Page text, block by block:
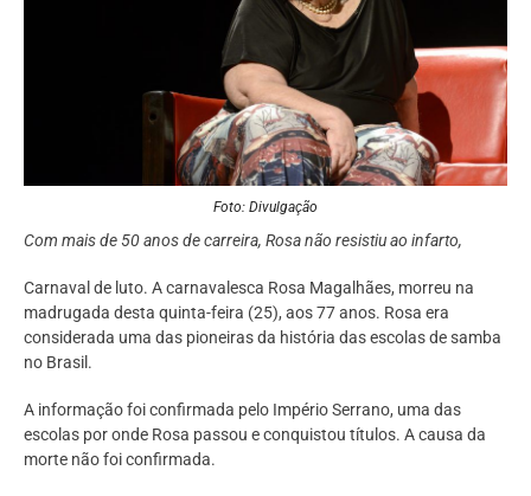
Foto: Divulgação
Com mais de 50 anos de carreira, Rosa não resistiu ao infarto,
Carnaval de luto. A carnavalesca Rosa Magalhães, morreu na
madrugada desta quinta-feira (25), aos 77 anos. Rosa era
considerada uma das pioneiras da história das escolas de samba
no Brasil.
A informação foi confirmada pelo Império Serrano, uma das
escolas por onde Rosa passou e conquistou títulos. A causa da
morte não foi confirmada.